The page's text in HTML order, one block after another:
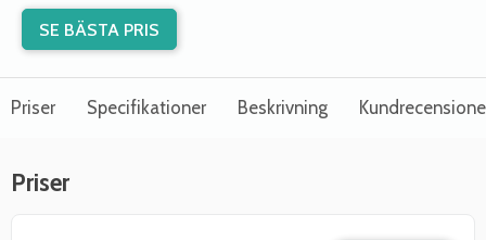
SE BÄSTA PRIS
Priser Specifikationer Beskrivning
Priser